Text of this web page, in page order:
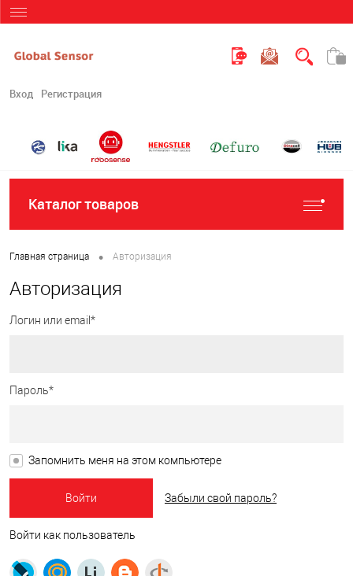
Вход Регистрация
Каталог товаров
Главная страница • Авторизация
Авторизация
Логин или email*
Пароль*
Запомнить меня на этом компьютере
Забыли свой пароль?
Войти как пользователь